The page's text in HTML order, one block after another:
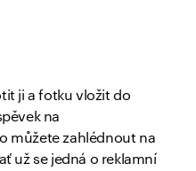
ji a fotku vložit do
na
můžete zahlédnout na
už se jedná o reklamní